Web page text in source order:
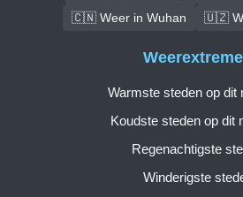
🇨🇳 Weer in Wuhan
🇺🇿
Warmste steden op dit
Koudste steden op dit
Regenachtigste
Winderigste